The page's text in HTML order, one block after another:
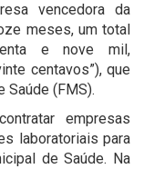
vencedora da
meses, um total
e nove mil,
centavos”), que
Saúde (FMS).
empresas
laboratoriais para
de Saúde. Na